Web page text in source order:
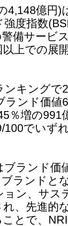
4,148億円)
度指数
備サービ
上での展
キングで
ランド価値
％増の991
100でいず
ブランド価
ランドと
ン、サス
、先進的
とで、